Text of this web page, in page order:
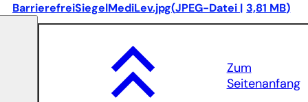
BarrierefreiSiegelMediLev.jpg JPEG-Datei 3,81 MB
Zum
Seitenanfang